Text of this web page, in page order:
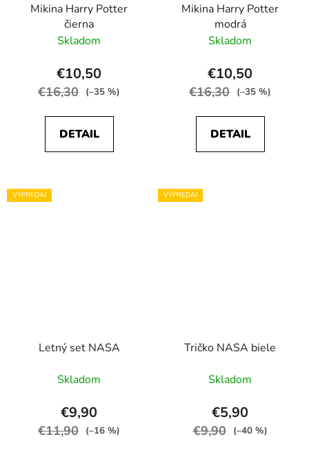
Mikina Harry Potter
čierna
Skladom
€10,50
€16,30 (–35 %)
DETAIL
Mikina Harry Potter
modrá
Skladom
€10,50
€16,30 (–35 %)
DETAIL
VÝPREDAJ
Letný set NASA
Skladom
€9,90
€11,90 (–16 %)
VÝPREDAJ
Tričko NASA biele
Skladom
€5,90
€9,90 (–40 %)